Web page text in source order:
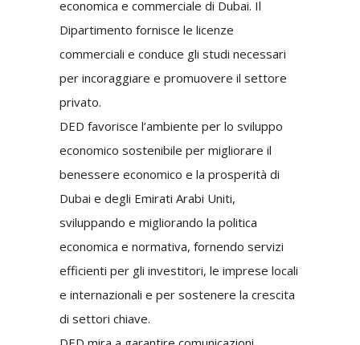
economica e commerciale di Dubai. Il
Dipartimento fornisce le licenze
commerciali e conduce gli studi necessari
per incoraggiare e promuovere il settore
privato.
DED favorisce l’ambiente per lo sviluppo
economico sostenibile per migliorare il
benessere economico e la prosperità di
Dubai e degli Emirati Arabi Uniti,
sviluppando e migliorando la politica
economica e normativa, fornendo servizi
efficienti per gli investitori, le imprese locali
e internazionali e per sostenere la crescita
di settori chiave.